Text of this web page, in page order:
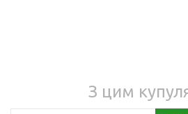
З цим